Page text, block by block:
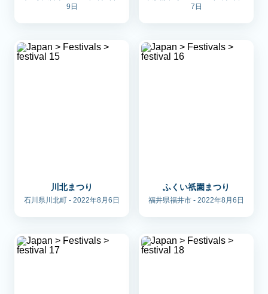
9日
7日
川北まつり
石川県川北町 - 2022年8月6日
ふくい祇園まつり
福井県福井市 - 2022年8月6日